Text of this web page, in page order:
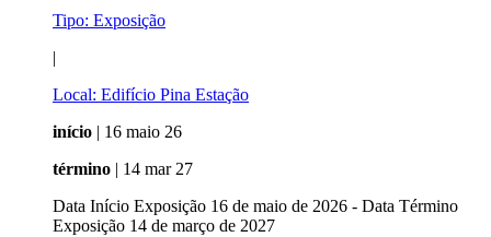
Tipo: Exposição
Local: Edifício Pina Estação
início | 16 maio 26
término | 14 mar 27
Data Início Exposição 16 de maio de 2026 - Data Término
Exposição 14 de março de 2027